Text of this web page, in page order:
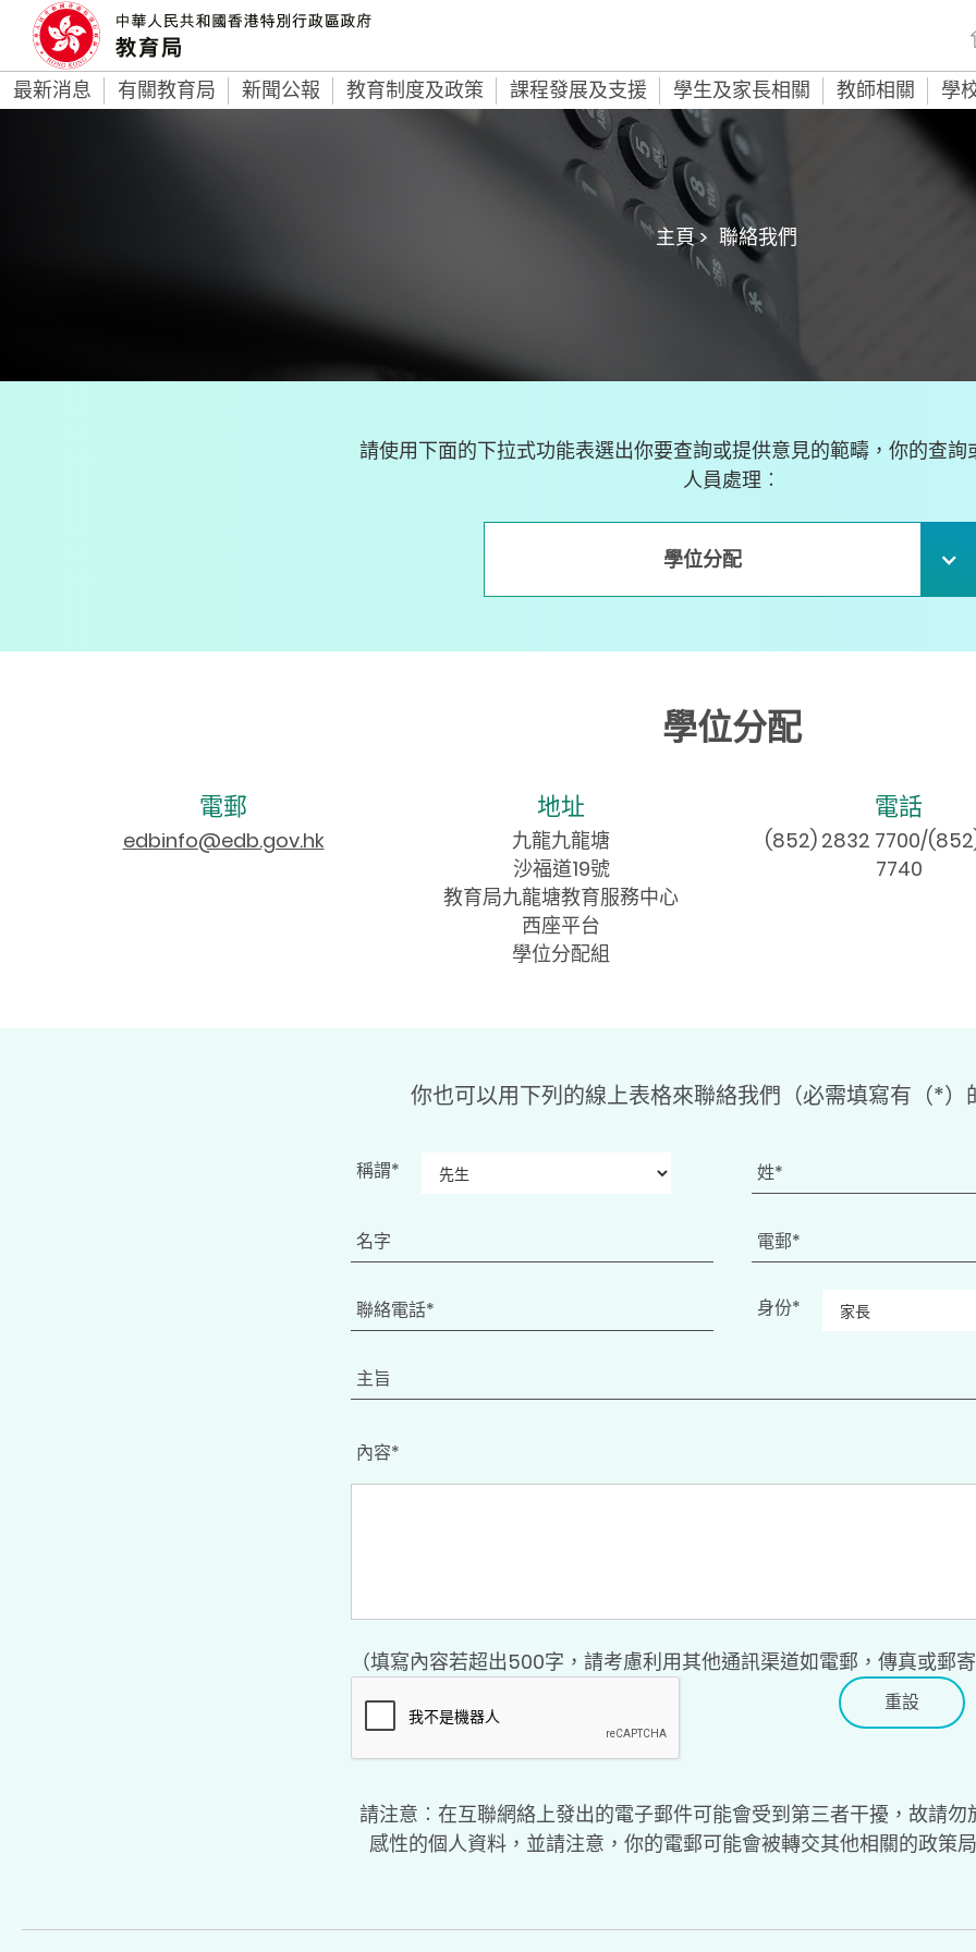
最新消息 有關教育局 新聞公報 教育制度及政策 課程發展及支援 學生及家長相關 教師相關 學
主頁 > 聯絡我們
請使用下面的下拉式功能表選出你要查詢或提供意見的範疇，你的查詢
人員處理︰
學位分配
學位分配
電郵
edbinfo@edb.gov.hk
地址
九龍九龍塘
沙福道19號
教育局九龍塘教育服務中心
西座平台
學位分配組
電話
(852) 2832 7700/
7740
你也可以用下列的線上表格來聯絡我們（必需填寫有（*）
稱謂*
身份*
內容*
（填寫內容若超出500字，請考慮利用其他通訊渠道如電郵，傳真或郵
重設
請注意︰在互聯網絡上發出的電子郵件可能會受到第三者干擾，故請勿
感性的個人資料，並請注意，你的電郵可能會被轉交其他相關的政策